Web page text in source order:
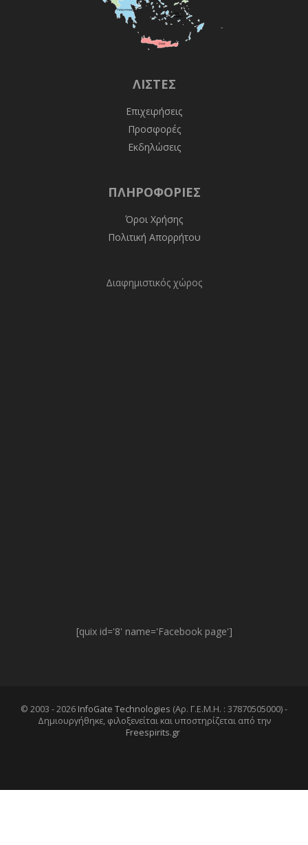
ΛΊΣΤΕΣ
Επιχειρήσεις
Προσφορές
Εκδηλώσεις
ΠΛΗΡΟΦΟΡΊΕΣ
Όροι Χρήσης
Πολιτική Απορρήτου
Διαφημιστικός χώρος
[quix id='8' name='Facebook page']
© 2003 - 2026 InfoGate Technologies (Αρ. Γ.Ε.Μ.Η. : 37870505000) -
Δημιουργήθηκε, φιλοξενείται και υποστηρίζεται από την
Freespirits.gr